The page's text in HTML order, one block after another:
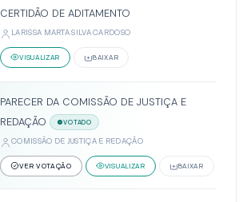
CERTIDÃO DE ADITAMENTO
LARISSA MARTA SILVA CARDOSO
VISUALIZAR BAIXAR
PARECER DA COMISSÃO DE JUSTIÇA E
REDAÇÃO
VOTADO
COMISSÃO DE JUSTIÇA E REDAÇÃO
VER VOTAÇÃO VISUALIZAR BAIXAR